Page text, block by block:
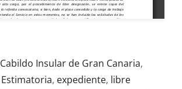
Cabildo Insular de Gran Canaria,
Estimatoria, expediente, libre